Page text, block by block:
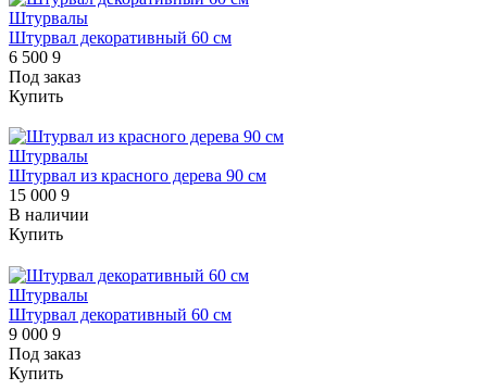
Штурвалы
Штурвал декоративный 60 см
6 500 9
Под заказ
Купить
Штурвалы
Штурвал из красного дерева 90 см
15 000 9
В наличии
Купить
Штурвалы
Штурвал декоративный 60 см
9 000 9
Под заказ
Купить